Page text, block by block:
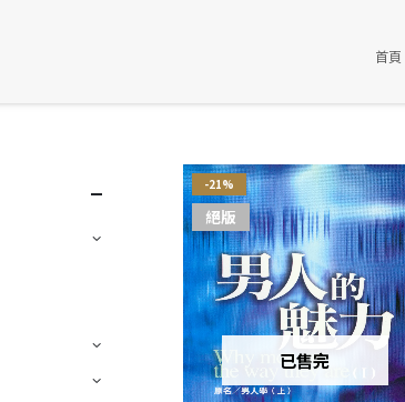
首頁
-21%
已售完
絕版